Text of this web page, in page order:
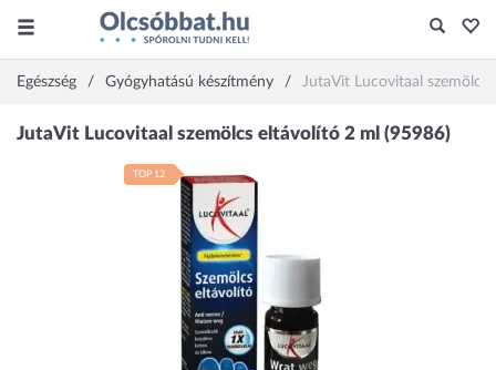
Egészség Gyógyhatású készítmény JutaVit Lucovitaal
TOP 12